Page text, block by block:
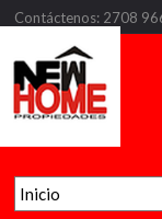
Contáctenos: 2708